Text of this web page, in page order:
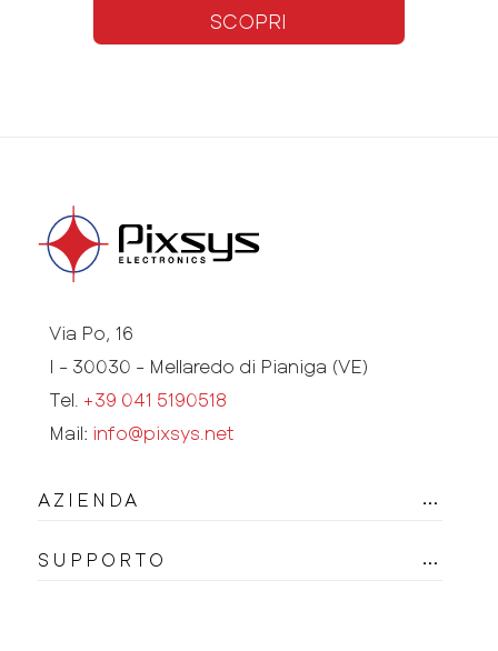
SCOPRI
Via Po, 16
I - 30030 - Mellaredo di Pianiga (VE)
Tel. +39 041 5190518
Mail: info@pixsys.net
AZIENDA
SUPPORTO